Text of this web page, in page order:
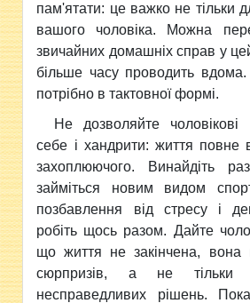
пам'ятати: це важко не тільки
вашого чоловіка. Можна
звичайних домашніх справ у
більше часу проводить
потрібно в тактовної формі.
Не дозволяйте чоловікові
себе і хандрити: життя повне
захоплюючого. Винайдіть
займіться новим видом
позбавлення від стресу і
робіть щось разом. Дайте
що життя не закінчена, вона
сюрпризів, а не тільки
несправедливих рішень.